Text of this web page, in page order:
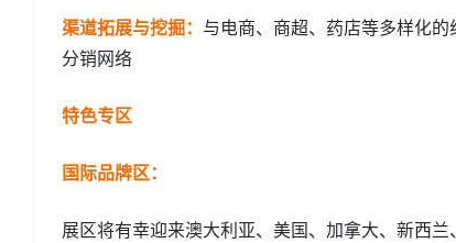
渠道拓展与挖掘： 与电商、商超、药店等多样化
分销网络
特色专区
国际品牌区：
展区将有幸迎来澳大利亚、美国、加拿大、新西